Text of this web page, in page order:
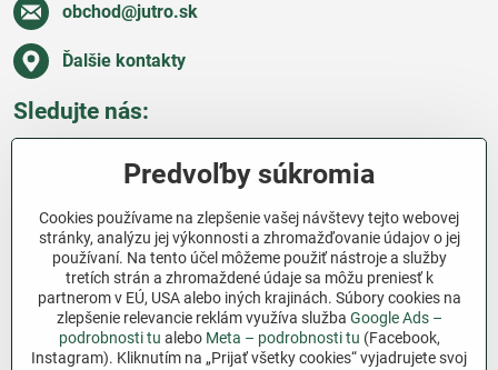
obchod​@jutro​.sk
Ďalšie kontakty
Sledujte nás:
Všetko o nákupe
Ďakujeme za podporu
Sme slovenský e-shop bez dotácií​. Fungujeme len
vďaka vám – ľuďom, ktorí veria v poctivú prácu a
lásku k pôde​. Každý nákup na Jutro​.sk nám pomáha
Predvoľby súkromia
Cookies používame na zlepšenie vašej návštevy tejto webovej
stránky, analýzu jej výkonnosti a zhromažďovanie údajov o jej
používaní. Na tento účel môžeme použiť nástroje a služby
tretích strán a zhromaždené údaje sa môžu preniesť k
partnerom v EÚ, USA alebo iných krajinách. Súbory cookies na
zlepšenie relevancie reklám využíva služba Google Ads –
podrobnosti tu alebo Meta – podrobnosti tu (Facebook,
Instagram). Kliknutím na „Prijať všetky cookies“ vyjadrujete svoj